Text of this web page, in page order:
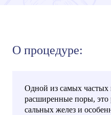
О процедуре:
Одной из самых частых
расширенные поры, это
сальных желез и